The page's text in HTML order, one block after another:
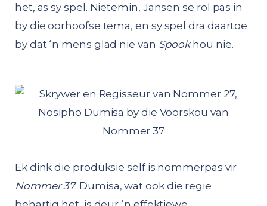
het, as sy spel. Nietemin, Jansen se rol pas in
by die oorhoofse tema, en sy spel dra daartoe
by dat ‘n mens glad nie van Spookhou nie.
Ek dink die produksie self is nommerpas vir
Nommer 37. Dumisa, wat ook die regie